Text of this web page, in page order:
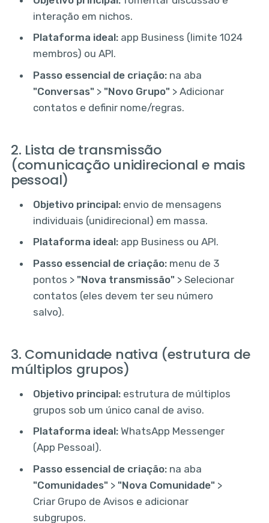
interação em nichos.
Plataforma ideal: app Business (limite 1024
membros) ou API.
Passo essencial de criação: na aba
"Conversas" > "Novo Grupo" > Adicionar
contatos e definir nome/regras.
2. Lista de transmissão
(comunicação unidirecional e mais
pessoal)
Objetivo principal: envio de mensagens
individuais (unidirecional) em massa.
Plataforma ideal: app Business ou API.
Passo essencial de criação: menu de 3
pontos > "Nova transmissão" > Selecionar
contatos (eles devem ter seu número
salvo).
3. Comunidade nativa (estrutura de
múltiplos grupos)
Objetivo principal: estrutura de múltiplos
grupos sob um único canal de aviso.
Plataforma ideal: WhatsApp Messenger
(App Pessoal).
Passo essencial de criação: na aba
"Comunidades" > "Nova Comunidade" >
Criar Grupo de Avisos e adicionar
subgrupos.